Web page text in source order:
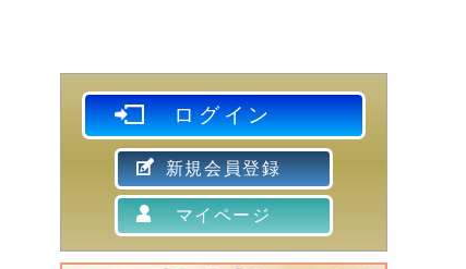
ログイン
新規会員登録
マイページ